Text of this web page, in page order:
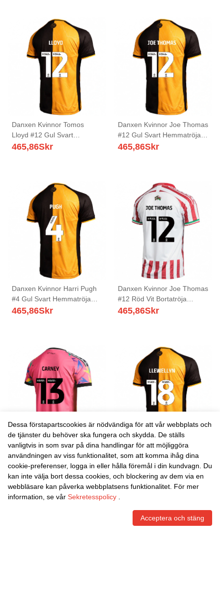
Danxen Kvinnor Tomos
Lloyd #12 Gul Svart
Hemmatröja Matchtröjor
465,86Skr
Danxen Kvinnor Joe Thomas
#12 Gul Svart Hemmatröja
Matchtröjor 2025/26 Tröjor
465,86Skr
Danxen Kvinnor Harri Pugh
#4 Gul Svart Hemmatröja
Matchtröjor 2025/26 Tröjor
465,86Skr
Danxen Kvinnor Joe Thomas
#12 Röd Vit Bortatröja
Matchtröjor 2025/26 Tröjor
465,86Skr
Danxen Kvinnor Jacob
Carney #13 Magentafärg
Målvaktströja 2025/26 T-
tröja
465,86Skr
Danxen Kvinnor Cameron
Llewellyn #18 Gul Svart
Hemmatröja Matchtröjor
2025/26 Tröjor T-Tröja
465,86Skr
Dessa förstapartscookies är nödvändiga för att vår webbplats och
de tjänster du behöver ska fungera och skydda. De ställs
vanligtvis in som svar på dina handlingar för att möjliggöra
användningen av viss funktionalitet, som att komma ihåg dina
cookie-preferenser, logga in eller hålla föremål i din kundvagn. Du
kan inte välja bort dessa cookies, och blockering av dem via en
webbläsare kan påverka webbplatsens funktionalitet. För mer
information, se vår Sekretesspolicy
Acceptera och stäng